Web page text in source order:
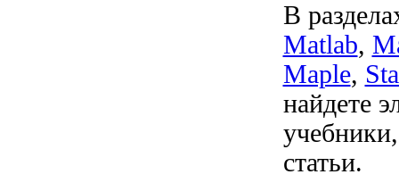
В
Matlab,
Maple,
найдете
статьи.